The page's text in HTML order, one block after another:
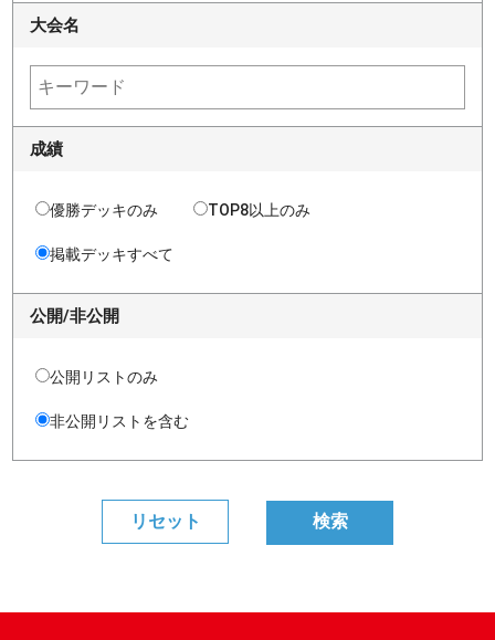
大会名
成績
優勝デッキのみ TOP8以上のみ
掲載デッキすべて
公開/非公開
公開リストのみ
非公開リストを含む